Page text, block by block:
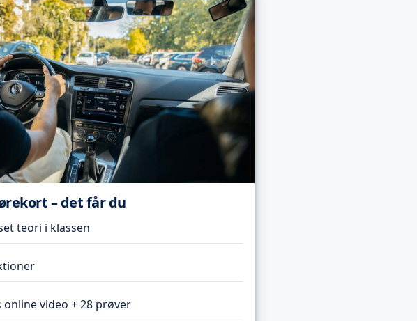
– det får du
teori i klassen
online video + 28 prøver